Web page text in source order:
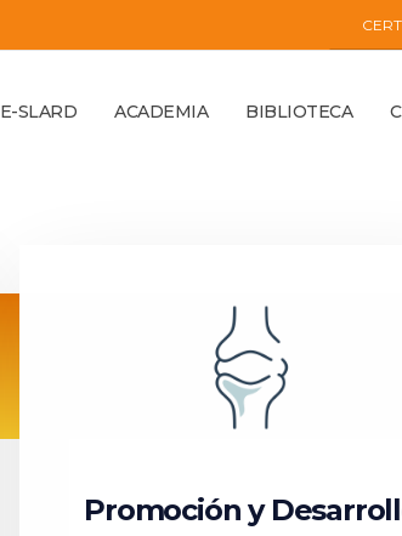
E-SLARD ACADEMIA BIBLIOTECA
Promoción y